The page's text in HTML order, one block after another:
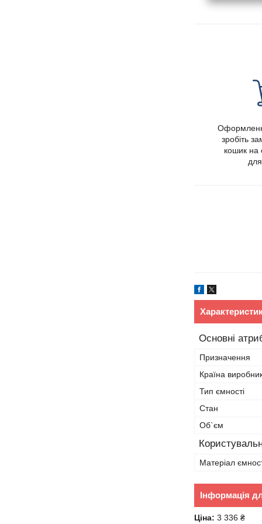
зробіть
кошик на
Основні
Призначення
Країна
Тип ємності
Стан
Об`єм
Матеріал
Інформація
Ціна: 3 336 ₴